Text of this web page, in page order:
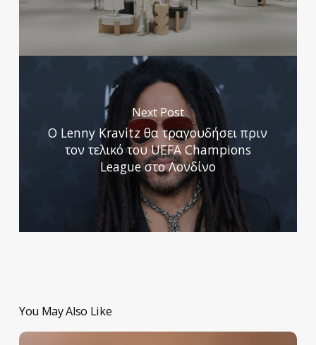
Next Post
Ο Lenny Kravitz θα τραγουδήσει πριν
τον τελικό του UEFA Champions
League στο Λονδίνο
You May Also Like